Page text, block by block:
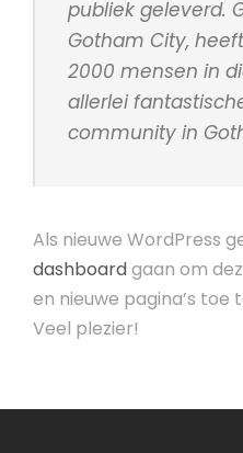
publiek geleverd.
Gotham City,
2000 mensen in
allerlei
community in
Als nieuwe WordPress
dashboardgaan om
en nieuwe pagina’s toe
Veel plezier!